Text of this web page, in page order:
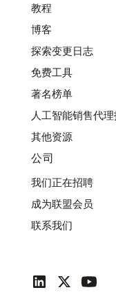
教程
博客
探索变更日志
免费工具
著名榜单
人工智能销售代
其他资源
公司
我们正在招聘
成为联盟会员
联系我们